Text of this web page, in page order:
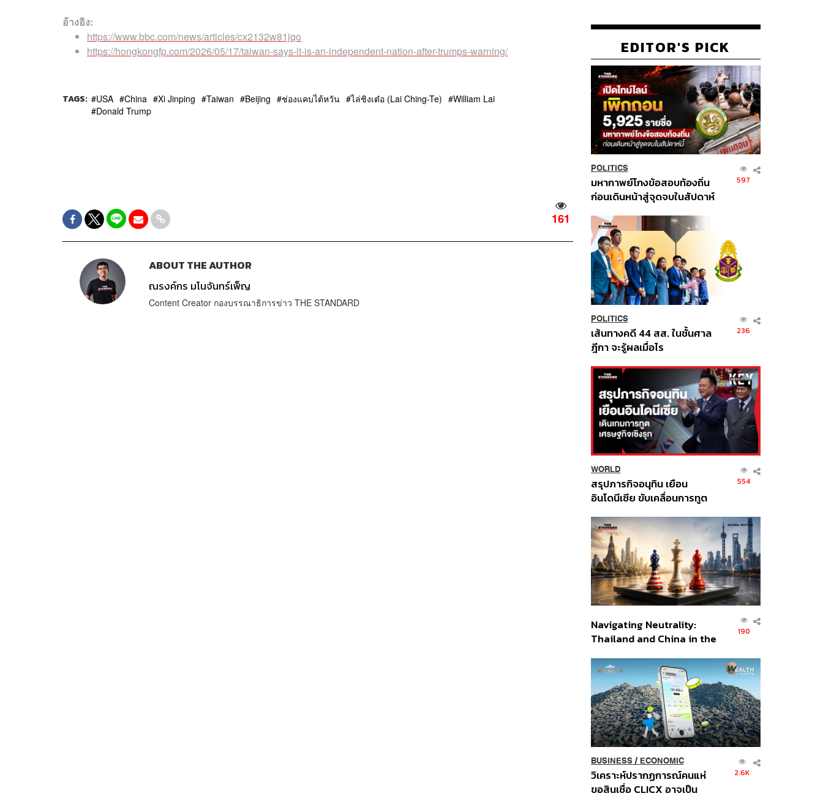
อ้างอิง:
https://www.bbc.com/news/articles/cx2132w81jqo
https://hongkongfp.com/2026/05/17/taiwan-says-it-is-an-independent-nation-after-trumps-warning/
TAGS: USA China Xi Jinping Taiwan Beijing ช่องแคบไต้หวัน ไล่ชิงเต๋อ (Lai Ching-Te)
William Lai
Donald Trump
161
ABOUT THE AUTHOR
ณรงค์กร มโนจันทร์เพ็ญ
Content Creator กองบรรณาธิการข่าว THE STANDARD
EDITOR'S PICK
POLITICS
มหากาพย์โกงข้อสอบท้องถิ่น
ก่อนเดินหน้าสู่จุดจบในสัปดาห์
597
POLITICS
เส้นทางคดี 44 สส. ในชั้นศาล
ฎีกา จะรู้ผลเมื่อไร
236
WORLD
สรุปภารกิจอนุทิน เยือน
อินโดนีเซีย ขับเคลื่อนการทูต
ส่วนยุทธศาสตร์ไทย –
อินโดนีเซีย
554
Navigating Neutrality:
Thailand and China in the
Order
190
BUSINESS/ ECONOMIC
วิเคราะห์ปรากฏการณ์คนแห่
ขอสินเชื่อ CLICX อาจเป็น
2.6K